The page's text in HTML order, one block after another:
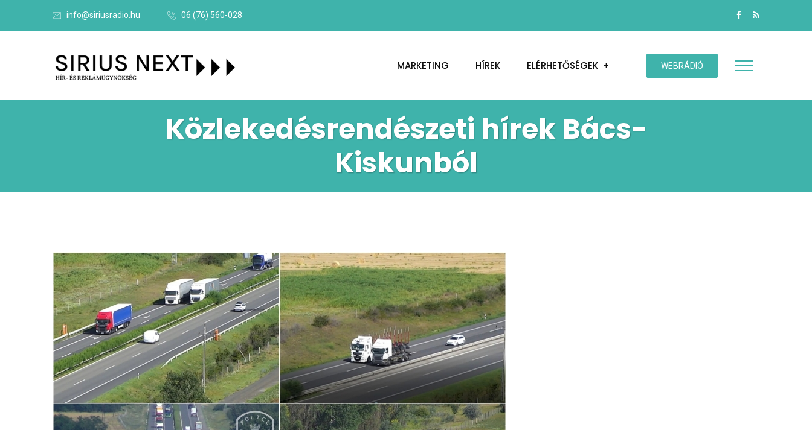
info@siriusradio.hu 06 (76) 560-028
MARKETING HÍREK ELÉRHETŐSÉGEK WEBRÁDIÓ
Közlekedésrendészeti hírek Bács-
Kiskunból